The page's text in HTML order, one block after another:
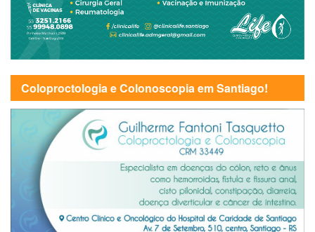
Coloproctologia e Colonoscopia em Santiago!